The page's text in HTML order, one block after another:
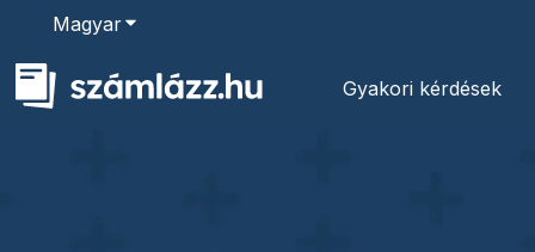
MagyarAlmenü megjelenítése fordításokhoz
Gyakori kérdések